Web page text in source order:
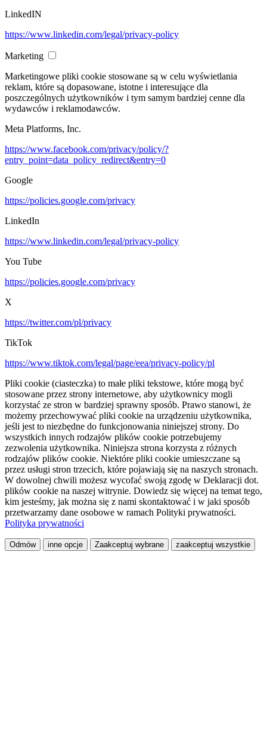
LinkedIN
https://www.linkedin.com/legal/privacy-policy
Marketing
Marketingowe pliki cookie stosowane są w celu wyświetlania
reklam, które są dopasowane, istotne i interesujące dla
poszczególnych użytkowników i tym samym bardziej cenne dla
wydawców i reklamodawców.
Meta Platforms, Inc.
https://www.facebook.com/privacy/policy/?
entry_point=data_policy_redirect&entry=0
Google
https://policies.google.com/privacy
LinkedIn
https://www.linkedin.com/legal/privacy-policy
You Tube
https://policies.google.com/privacy
X
https://twitter.com/pl/privacy
TikTok
https://www.tiktok.com/legal/page/eea/privacy-policy/pl
Pliki cookie (ciasteczka) to małe pliki tekstowe, które mogą być
stosowane przez strony internetowe, aby użytkownicy mogli
korzystać ze stron w bardziej sprawny sposób. Prawo stanowi, że
możemy przechowywać pliki cookie na urządzeniu użytkownika,
jeśli jest to niezbędne do funkcjonowania niniejszej strony. Do
wszystkich innych rodzajów plików cookie potrzebujemy
zezwolenia użytkownika. Niniejsza strona korzysta z różnych
rodzajów plików cookie. Niektóre pliki cookie umieszczane są
przez usługi stron trzecich, które pojawiają się na naszych stronach.
W dowolnej chwili możesz wycofać swoją zgodę w Deklaracji dot.
plików cookie na naszej witrynie. Dowiedz się więcej na temat tego,
kim jesteśmy, jak można się z nami skontaktować i w jaki sposób
przetwarzamy dane osobowe w ramach Polityki prywatności.
Polityka prywatności
Odmów inne opcje Zaakceptuj wybrane zaakceptuj wszystkie